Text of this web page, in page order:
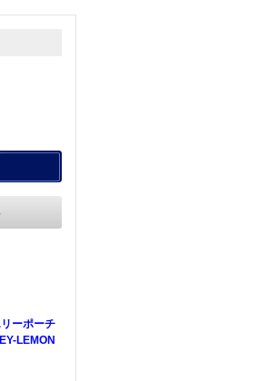
ーポーチ
LEMON